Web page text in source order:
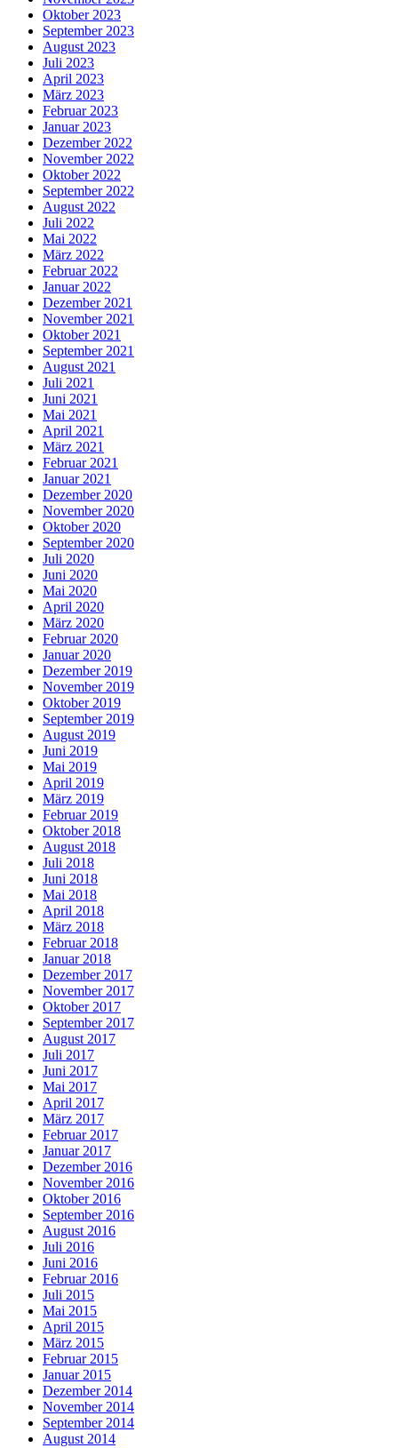
Oktober 2023
September 2023
August 2023
Juli 2023
April 2023
März 2023
Februar 2023
Januar 2023
Dezember 2022
November 2022
Oktober 2022
September 2022
August 2022
Juli 2022
Mai 2022
März 2022
Februar 2022
Januar 2022
Dezember 2021
November 2021
Oktober 2021
September 2021
August 2021
Juli 2021
Juni 2021
Mai 2021
April 2021
März 2021
Februar 2021
Januar 2021
Dezember 2020
November 2020
Oktober 2020
September 2020
Juli 2020
Juni 2020
Mai 2020
April 2020
März 2020
Februar 2020
Januar 2020
Dezember 2019
November 2019
Oktober 2019
September 2019
August 2019
Juni 2019
Mai 2019
April 2019
März 2019
Februar 2019
Oktober 2018
August 2018
Juli 2018
Juni 2018
Mai 2018
April 2018
März 2018
Februar 2018
Januar 2018
Dezember 2017
November 2017
Oktober 2017
September 2017
August 2017
Juli 2017
Juni 2017
Mai 2017
April 2017
März 2017
Februar 2017
Januar 2017
Dezember 2016
November 2016
Oktober 2016
September 2016
August 2016
Juli 2016
Juni 2016
Februar 2016
Juli 2015
Mai 2015
April 2015
März 2015
Februar 2015
Januar 2015
Dezember 2014
November 2014
September 2014
August 2014